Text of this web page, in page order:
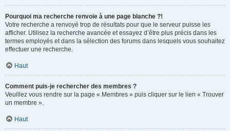
Pourquoi ma recherche renvoie à une page blanche ?!
Votre recherche a renvoyé trop de résultats pour que le serveur puisse les
afficher. Utilisez la recherche avancée et essayez d’être plus précis dans les
termes employés et dans la sélection des forums dans lesquels vous souhaitez
effectuer une recherche.
Haut
Comment puis-je rechercher des membres ?
Veuillez vous rendre sur la page « Membres » puis cliquer sur le lien « Trouver
un membre ».
Haut